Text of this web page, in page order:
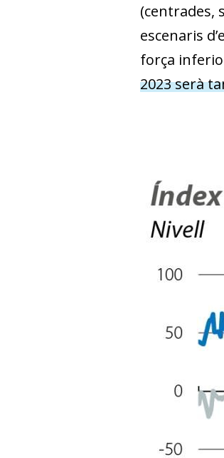
(centrades,
escenaris
força
2023 serà